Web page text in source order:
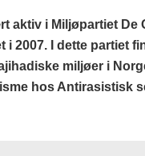
aktiv i Miljøpartiet De
2007. I dette partiet
miljøer i
hos Antirasistisk